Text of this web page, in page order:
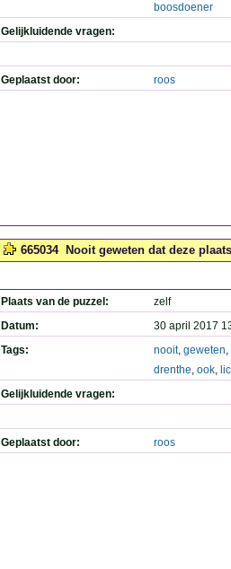
boosdoener
Gelijkluidende vragen:
Geplaatst door: roos
665034 Nooit geweten dat deze
Plaats van de puzzel:
zelf
Datum:
30 april 2017
Tags:
nooit, geweten,
drenthe, ook,
Gelijkluidende vragen:
Geplaatst door: roos